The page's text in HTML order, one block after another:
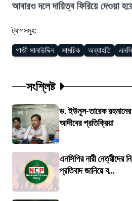
আবারও দলে দায়িত্ব ফিরিয়ে দেওয়া
ট্যাগসমূহ:
গাজী সালাউদ্দিন সাময়িক অব্যাহতি
সংশ্লিষ্ট
ড. ইউনূস-তারেক রহমানের
আদীবের প্রতিক্রিয়া
এনসিপির নারী নেত্রীদের
প্রতিবাদ জানিয়ে ব...